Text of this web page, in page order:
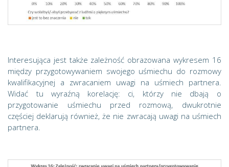
Interesująca jest także zależność obrazowana wykresem 16
między przygotowywaniem swojego uśmiechu do rozmowy
kwalifikacyjnej a zwracaniem uwagi na uśmiech partnera.
Widać tu wyraźną korelację: ci, którzy nie dbają o
przygotowanie uśmiechu przed rozmową, dwukrotnie
częściej deklarują również, że nie zwracają uwagi na uśmiech
partnera.